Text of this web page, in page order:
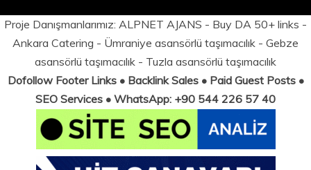
Proje Danışmanlarımız: ALPNET AJANS - Buy DA 50+ links -
Ankara Catering - Ümraniye asansörlü taşımacılık - Gebze
asansörlü taşımacılık - Tuzla asansörlü taşımacılık
Dofollow Footer Links • Backlink Sales • Paid Guest Posts •
SEO Services • WhatsApp: +90 544 226 57 40